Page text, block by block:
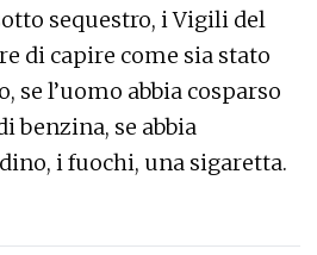
sequestro, i Vigili del
di capire come sia stato
se l’uomo abbia cosparso
benzina, se abbia
i fuochi, una sigaretta.